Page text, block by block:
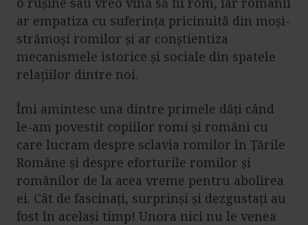
ar empatiza cu suferința pricinuită din moși-
strămoși romilor și ar conștientiza
mecanismele istorice și sociale din spatele
relațiilor dintre noi.
Îmi amintesc una dintre primele dăți când
le-am povestit copiilor romi și români cu
care lucram despre sclavia romilor în Țările
Române și despre eforturile romilor și
românilor de la acea vreme pentru abolirea
ei. Cât de fascinați, surprinși și dezgustați au
fost în același timp! Unora nici nu le venea